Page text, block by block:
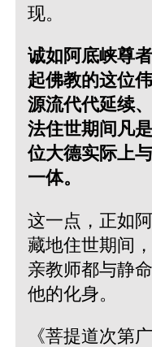
现。
诚如阿底峡尊
起佛教的这位
源流代代延续
法住世期间凡
位大德实际上
一体。
这一点，正如
藏地住世期间
亲教师都与静
他的化身。
《菩提道次第